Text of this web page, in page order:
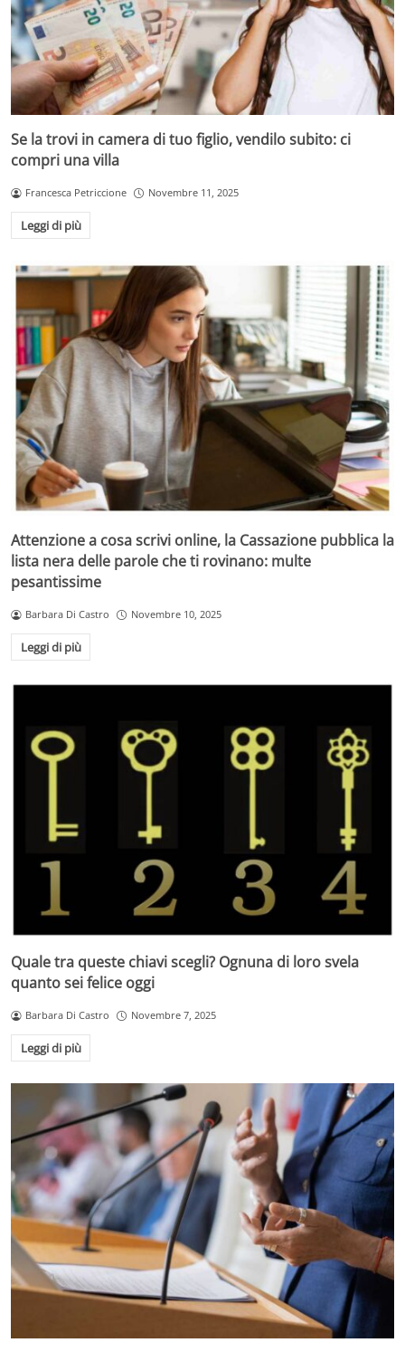
Se la trovi in camera di tuo figlio, vendilo subito: ci
compri una villa
Francesca Petriccione Novembre 11, 2025
Leggi di più
Attenzione a cosa scrivi online, la Cassazione pubblica la
lista nera delle parole che ti rovinano: multe
pesantissime
Barbara Di Castro Novembre 10, 2025
Leggi di più
Quale tra queste chiavi scegli? Ognuna di loro svela
quanto sei felice oggi
Barbara Di Castro Novembre 7, 2025
Leggi di più